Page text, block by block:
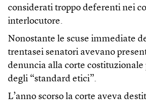
considerati troppo deferenti nei
interlocutore.
Nonostante le scuse immediate
trentasei senatori avevano
denuncia alla corte costituzionale
degli “standard etici”.
L’anno scorso la corte aveva